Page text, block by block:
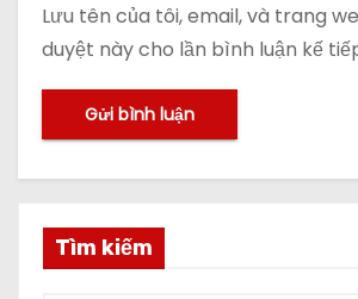
Lưu tên của tôi, email, và trang
duyệt này cho lần bình luận kế
Tìm kiếm